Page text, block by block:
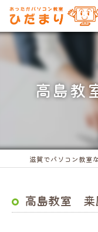
高島
高島教室